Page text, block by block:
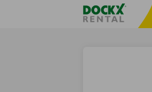
Taalselectie overslaanFratello DEMO